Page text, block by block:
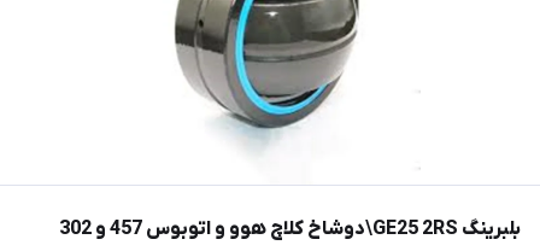
بلبرینگ GE25 2RS\دوشاخ کلاچ هوو و اتوبوس 457 و 302